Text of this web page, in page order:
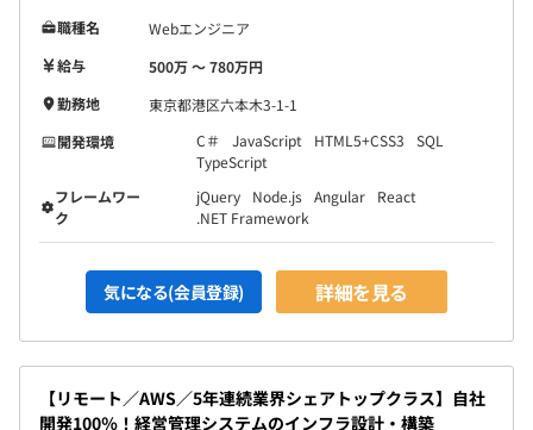
職種名
Webエンジニア
給与
500万 〜 780万円
勤務地
東京都港区六本木3-1-1
開発環境
C＃ JavaScript HTML5+CSS3
SQL
TypeScript
フレームワー
ク
jQuery Node.js Angular
React
.NET Framework
気になる(会員登録) 詳細を見る
【リモート／AWS／5年連続業界シェアトップクラス】自社
開発100％！経営管理システムのインフラ設計・構築